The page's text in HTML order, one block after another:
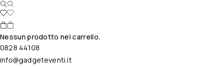
Nessun prodotto nel carrello.
0828 44108
info@gadgeteventi.it